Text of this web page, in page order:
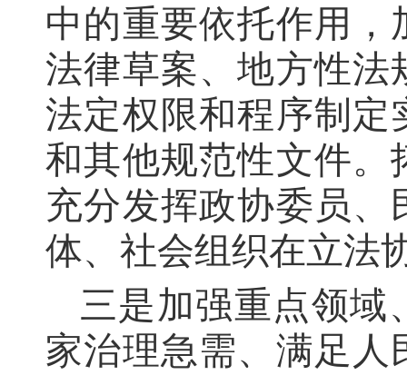
中的重要依托作用
法律草案、地方性
法定权限和程序制
和其他规范性文件。
充分发挥政协委员
体、社会组织在立法
三是加强重点领域
家治理急需、满足